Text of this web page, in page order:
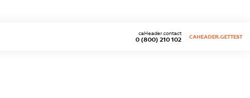
0 (800) 210 102
caHeader.contact
CAHEADER.GETTEST